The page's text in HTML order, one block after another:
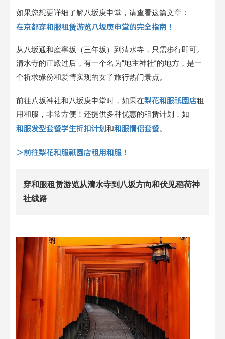
如果您想更详细了解八坂庚申堂，请查看这篇文章：
在京都穿和服租赁游览八坂庚申堂的完全指南！
从八坂通和産寧坂（三年坂）到清水寺，只需步行即可。
清水寺的正殿过后，有一个名为“地主神社”的地方，是一
个祈求缘份和爱情实现的女子旅行热门景点。
前往八坂神社和八坂庚申堂时，如果在梨花和服祇園店租
用和服，非常方便！还提供多种优惠的租赁计划，如
和服发型套餐学生折扣计划和和服情侣套餐。
＞前往梨花和服祇園店租用和服！
穿和服租赁游览从清水寺到八坂方向和伏见稻荷神
社线路